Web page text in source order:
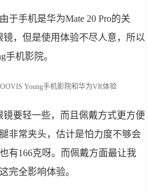
于手机是华为Mate 20 Pro的关
，但是使用体验不尽人意，所以
手机影院。
要轻一些，而且佩戴方式更方便
非常夹头，估计是怕力度不够会
有166克呀。而佩戴方面最让我
完全影响体验。